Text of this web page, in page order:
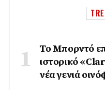
Το Μπορντό
ιστορικό
νέα γενιά